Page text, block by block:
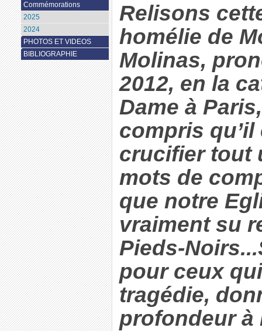
Relisons
homélie de
Molinas,
2012, en la
Dame à
compris
crucifier tout
mots de
que notre
vraiment su
Pieds-
pour ceux
tragédie,
profondeur à
Commémorations
2025
2024
PHOTOS ET VIDEOS
BIBLIOGRAPHIE